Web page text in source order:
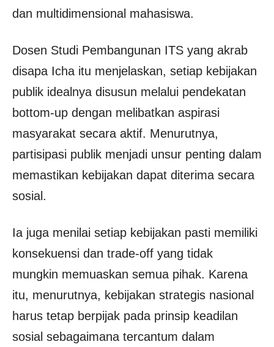
dan multidimensional mahasiswa.
Dosen Studi Pembangunan ITS yang akrab
disapa Icha itu menjelaskan, setiap kebijakan
publik idealnya disusun melalui pendekatan
bottom-up dengan melibatkan aspirasi
masyarakat secara aktif. Menurutnya,
partisipasi publik menjadi unsur penting dalam
memastikan kebijakan dapat diterima secara
sosial.
Ia juga menilai setiap kebijakan pasti memiliki
konsekuensi dan trade-off yang tidak
mungkin memuaskan semua pihak. Karena
itu, menurutnya, kebijakan strategis nasional
harus tetap berpijak pada prinsip keadilan
sosial sebagaimana tercantum dalam